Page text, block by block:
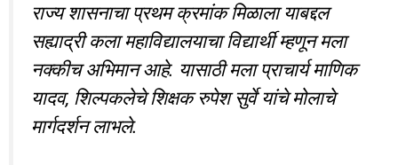
राज्य शासनाचा प्रथम क्रमांक मिळाला याबद्दल
सह्याद्री कला महाविद्यालयाचा विद्यार्थी म्हणून मला
नक्कीच अभिमान आहे. यासाठी मला प्राचार्य माणिक
यादव, शिल्पकलेचे शिक्षक रुपेश सुर्वे यांचे मोलाचे
मार्गदर्शन लाभले.